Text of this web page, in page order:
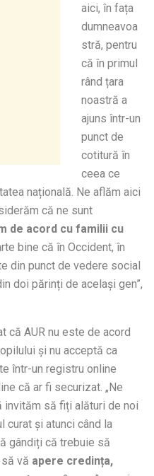
aici, în fața
dumneavoa
stră, pentru
că în primul
rând țara
noastră a
ajuns într-un
punct de
cotitură în
ceea ce
națională. Ne aflăm aici
că ne sunt
de acord cu familii cu
bine că în Occident, în
din punct de vedere social
doi părinți de același gen”,
că AUR nu este de acord
și nu acceptă ca
într-un registru online
că ar fi securizat. „Ne
invităm să fiți alături de noi
curat și atunci când la
gândiți că trebuie să
vă apere credința,